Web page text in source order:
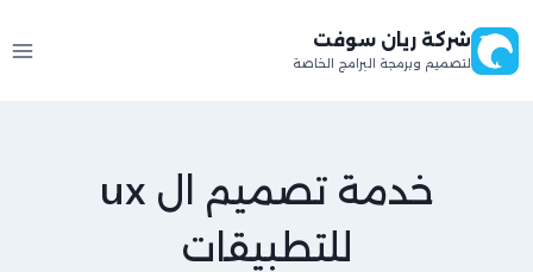
إلى
المحتوى
شركة ريان سوفت
لتصميم وبرمجة البرامج الخاصة
خدمة تصميم ال ux
للتطبيقات